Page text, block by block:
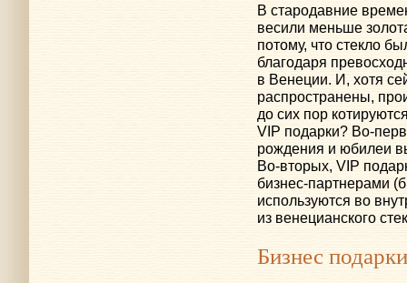
В стародавние
весили меньше
потому, что стекло
благодаря
в Венеции. И, хотя
распространены,
до сих пор
VIP подарки? Во-
рождения и юбилеи
Во-вторых, VIP
бизнес-партнерами
используются во
из венецианского
Бизнес